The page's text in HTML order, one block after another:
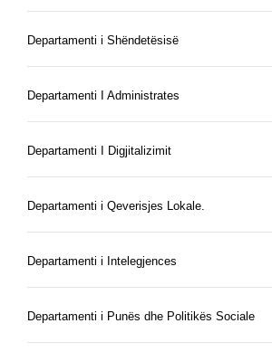
Departamenti i Shëndetësisë
Departamenti I Administrates
Departamenti I Digjitalizimit
Departamenti i Qeverisjes Lokale.
Departamenti i Intelegjences
Departamenti i Punës dhe Politikës Sociale